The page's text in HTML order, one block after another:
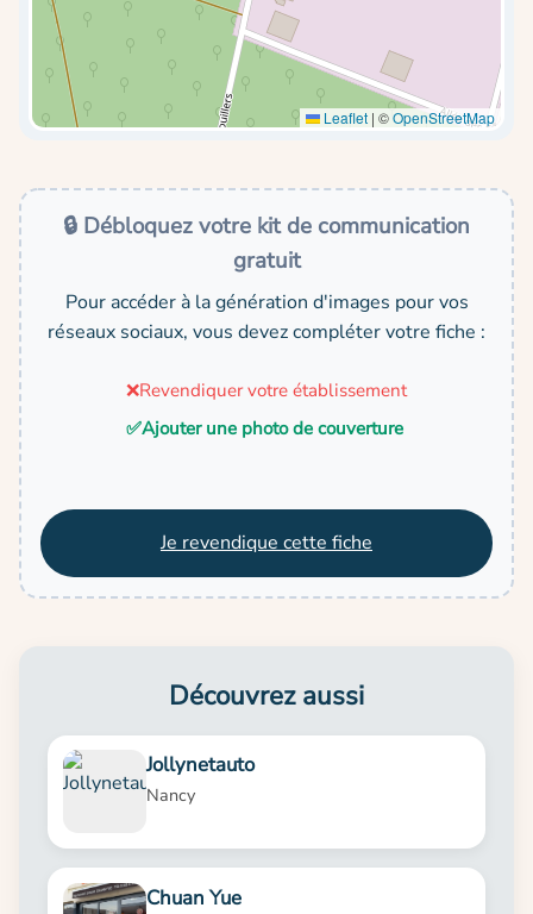
Leaflet | ©OpenStreetMap
🔒 Débloquez votre kit de communication
gratuit
Pour accéder à la génération d'images pour vos
réseaux sociaux, vous devez compléter votre fiche :
❌Revendiquer votre établissement
✅Ajouter une photo de couverture
Je revendique cette fiche
Découvrez aussi
Jollynetauto
Nancy
Chuan Yue